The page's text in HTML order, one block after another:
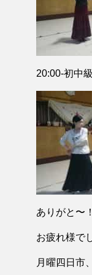
20:00-初中
ありがと〜！
お疲れ様で
月曜四日市